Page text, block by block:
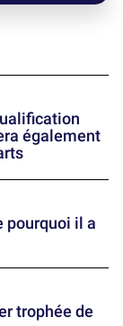
également
pourquoi il a
trophée de